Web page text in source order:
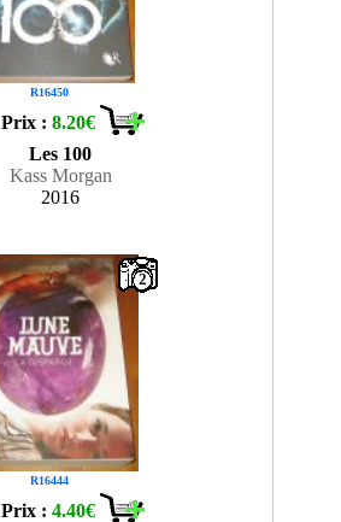
R16450
Prix :8.20€
Les 100
Kass Morgan
2016
R16444
2
Prix :4.40€